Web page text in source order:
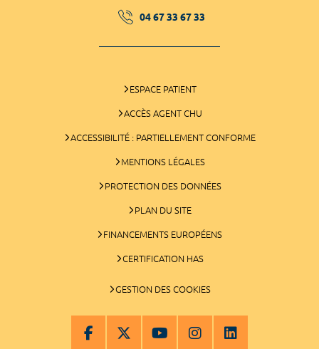
04 67 33 67 33
ESPACE PATIENT
ACCÈS AGENT CHU
ACCESSIBILITÉ : PARTIELLEMENT CONFORME
MENTIONS LÉGALES
PROTECTION DES DONNÉES
PLAN DU SITE
FINANCEMENTS EUROPÉENS
CERTIFICATION HAS
GESTION DES COOKIES